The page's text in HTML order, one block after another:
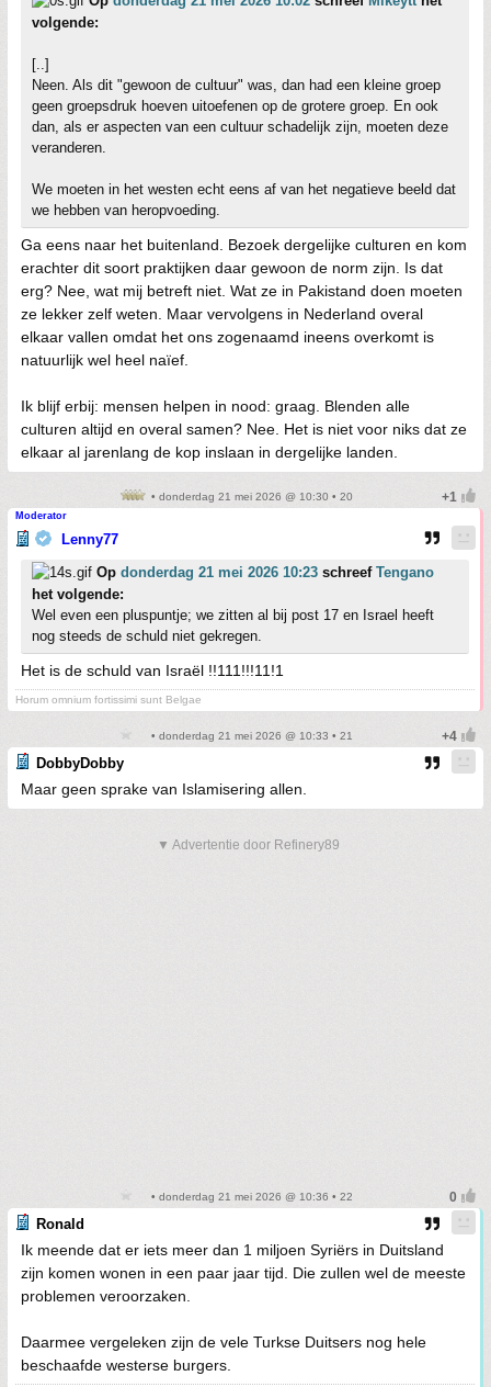
volgende:
[..]
Neen. Als dit "gewoon de cultuur" was, dan had een kleine groep
geen groepsdruk hoeven uitoefenen op de grotere groep. En ook
dan, als er aspecten van een cultuur schadelijk zijn, moeten deze
veranderen.
We moeten in het westen echt eens af van het negatieve beeld dat
we hebben van heropvoeding.
Ga eens naar het buitenland. Bezoek dergelijke culturen en kom
erachter dit soort praktijken daar gewoon de norm zijn. Is dat
erg? Nee, wat mij betreft niet. Wat ze in Pakistand doen moeten
ze lekker zelf weten. Maar vervolgens in Nederland overal
elkaar vallen omdat het ons zogenaamd ineens overkomt is
natuurlijk wel heel naïef.
Ik blijf erbij: mensen helpen in nood: graag. Blenden alle
culturen altijd en overal samen? Nee. Het is niet voor niks dat ze
elkaar al jarenlang de kop inslaan in dergelijke landen.
• donderdag 21 mei 2026 @ 10:30 • 20
Moderator
Lenny77
Op donderdag 21 mei 2026 10:23 schreef Tengano
het volgende:
Wel even een pluspuntje; we zitten al bij post 17 en Israel heeft
nog steeds de schuld niet gekregen.
Het is de schuld van Israël !!111!!!11!1
Horum omnium fortissimi sunt Belgae
• donderdag 21 mei 2026 @ 10:33 • 21
DobbyDobby
Maar geen sprake van Islamisering allen.
▼ Advertentie door Refinery89
• donderdag 21 mei 2026 @ 10:36 • 22
Ronald
Ik meende dat er iets meer dan 1 miljoen Syriërs in Duitsland
zijn komen wonen in een paar jaar tijd. Die zullen wel de meeste
problemen veroorzaken.
Daarmee vergeleken zijn de vele Turkse Duitsers nog hele
beschaafde westerse burgers.